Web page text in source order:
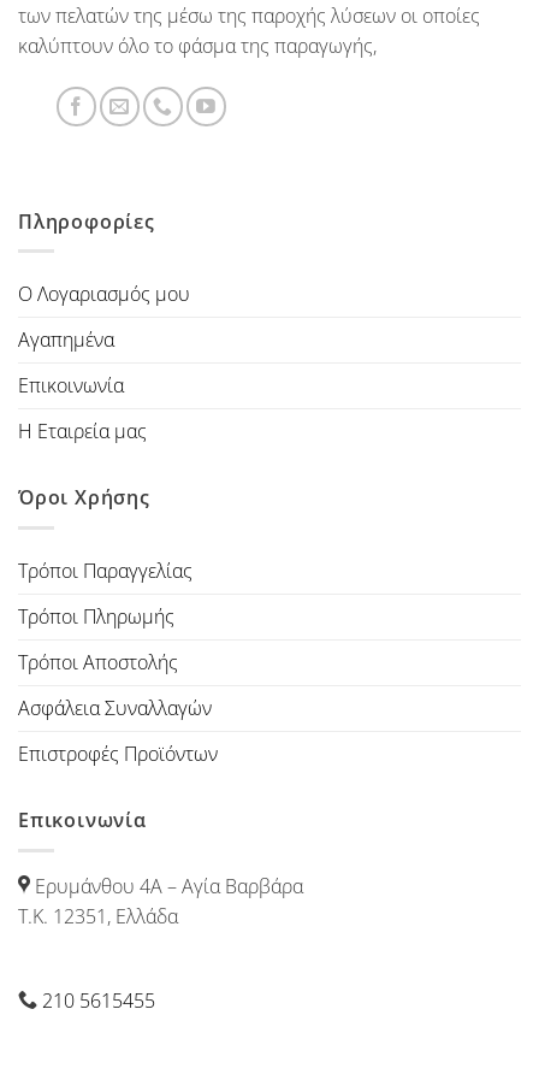
των πελατών της μέσω της παροχής λύσεων οι οποίες
καλύπτουν όλο το φάσμα της παραγωγής,
Πληροφορίες
Ο Λογαριασμός μου
Αγαπημένα
Επικοινωνία
Η Εταιρεία μας
Όροι Χρήσης
Τρόποι Παραγγελίας
Τρόποι Πληρωμής
Τρόποι Αποστολής
Ασφάλεια Συναλλαγών
Επιστροφές Προϊόντων
Επικοινωνία
Ερυμάνθου 4Α – Αγία Βαρβάρα
Τ.Κ. 12351, Ελλάδα
210 5615455